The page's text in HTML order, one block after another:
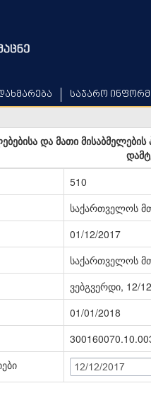
საჯარო
და მათი
510
საქართველოს
01/12/2017
საქართველოს
ვებგვერდი, 12/
01/01/2018
12/12/2017